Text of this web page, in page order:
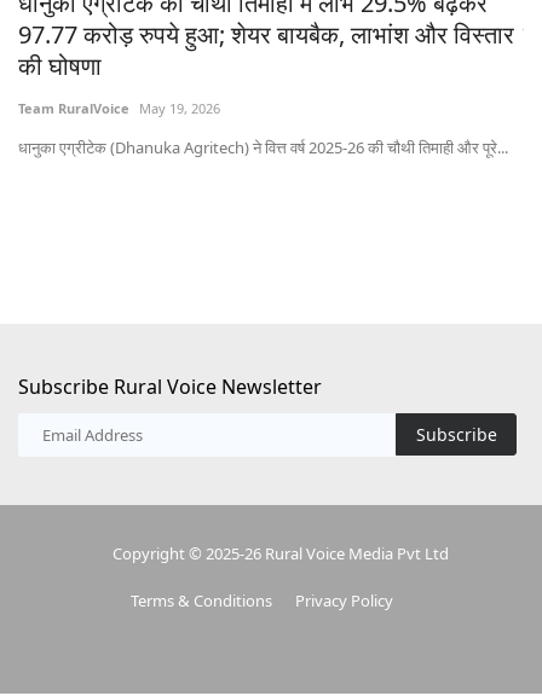
97.77 करोड़ रुपये हुआ; शेयर बायबैक, लाभांश और विस्तार
की घोषणा
Team RuralVoice May 19, 2026
धानुका एग्रीटेक (Dhanuka Agritech) ने वित्त वर्ष 2025-26 की चौथी तिमाही और पूरे...
Subscribe Rural Voice Newsletter
Subscribe
Copyright © 2025-26 Rural Voice Media Pvt Ltd
Terms & Conditions Privacy Policy